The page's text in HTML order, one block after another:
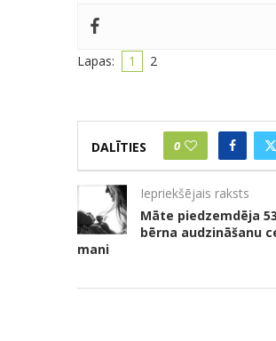
Lapas: 1 2
DALĪTIES 0
Iepriekšējais raksts
Māte piedzemdēja
bērna audzināšanu
mani